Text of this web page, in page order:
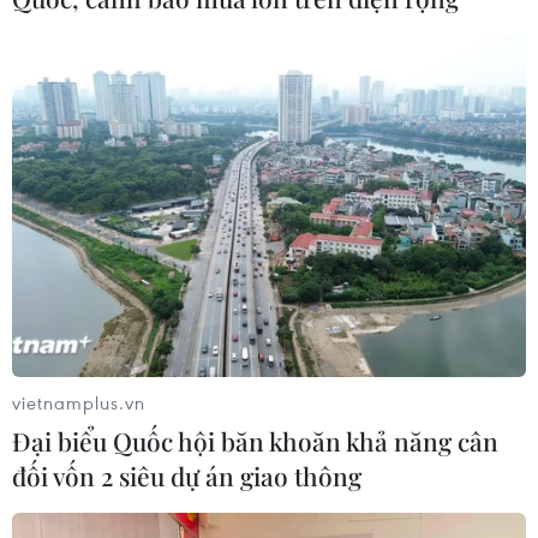
Đồng Nai cảnh báo người dân không
ném vật thể vào phương tiện trên cao
tốc
06/08/2026 04:24
Tăng tốc giải phóng mặt bằng mở
rộng cao tốc Cam Lộ-La Sơn qua
thành phố Huế
06/08/2026 03:01
Dự án cao tốc Châu Đốc-Cần Thơ-
Sóc Trăng thiếu nguồn vật liệu thi
vietnamplus.vn
Đại biểu Quốc hội băn khoăn khả năng cân
đối vốn 2 siêu dự án giao thông